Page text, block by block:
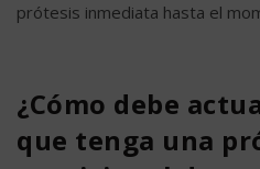
prótesis inmediata hasta el
¿Cómo debe
que tenga una